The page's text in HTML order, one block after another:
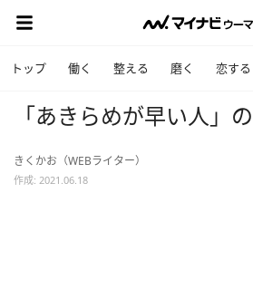
トップ 働く 整える 磨く 恋する
「あきらめが早い人」
きくかお（WEBライター）
作成: 2021.06.18